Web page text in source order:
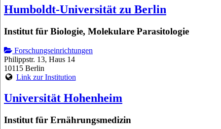
Humboldt-Universität zu Berlin
Institut für Biologie, Molekulare Parasitologie
Forschungseinrichtungen
Philippstr. 13, Haus 14
10115 Berlin
Link zur Institution
Universität Hohenheim
Institut für Ernährungsmedizin